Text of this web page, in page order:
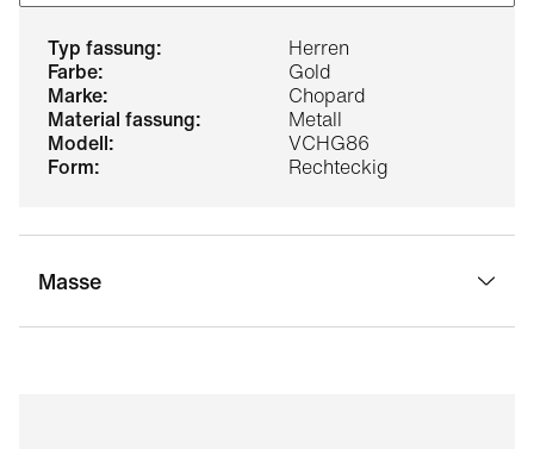
typ fassung:
Herren
farbe:
Gold
marke:
Chopard
material fassung:
Metall
modell:
VCHG86
form:
Rechteckig
Masse